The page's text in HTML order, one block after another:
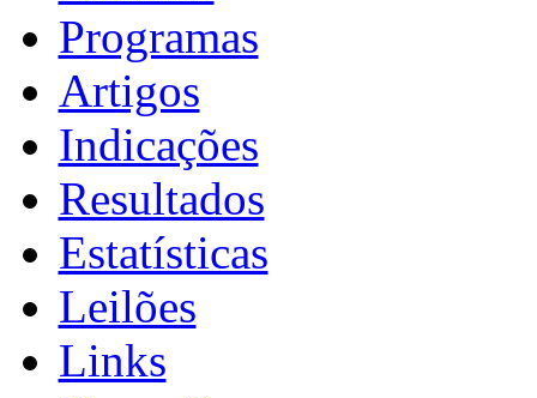
Programas
Artigos
Indicações
Resultados
Estatísticas
Leilões
Links